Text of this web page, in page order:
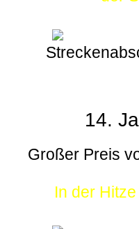
14.
Großer Preis
In der